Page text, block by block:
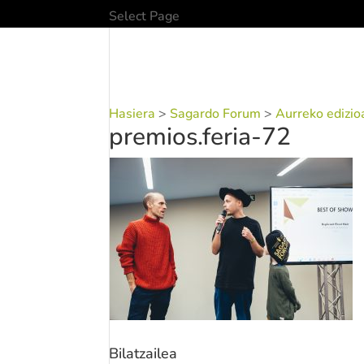
Select Page
Hasiera >Sagardo Forum >Aurreko
premios.feria-72
Bilatzailea